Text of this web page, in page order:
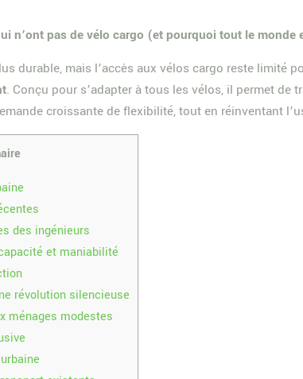
n’ont pas de vélo cargo (et pourquoi tout le monde
durable, mais l’accès aux vélos cargo reste
. Conçu pour s’adapter à tous les vélos, il permet
croissante de flexibilité, tout en réinventant
des ingénieurs
et maniabilité
révolution silencieuse
ménages modestes